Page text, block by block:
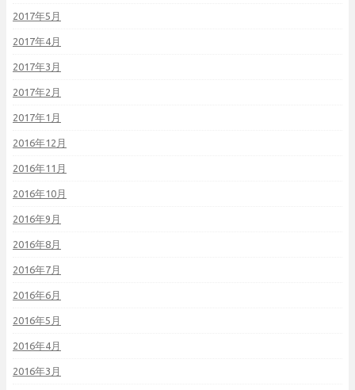
2017年5月
2017年4月
2017年3月
2017年2月
2017年1月
2016年12月
2016年11月
2016年10月
2016年9月
2016年8月
2016年7月
2016年6月
2016年5月
2016年4月
2016年3月